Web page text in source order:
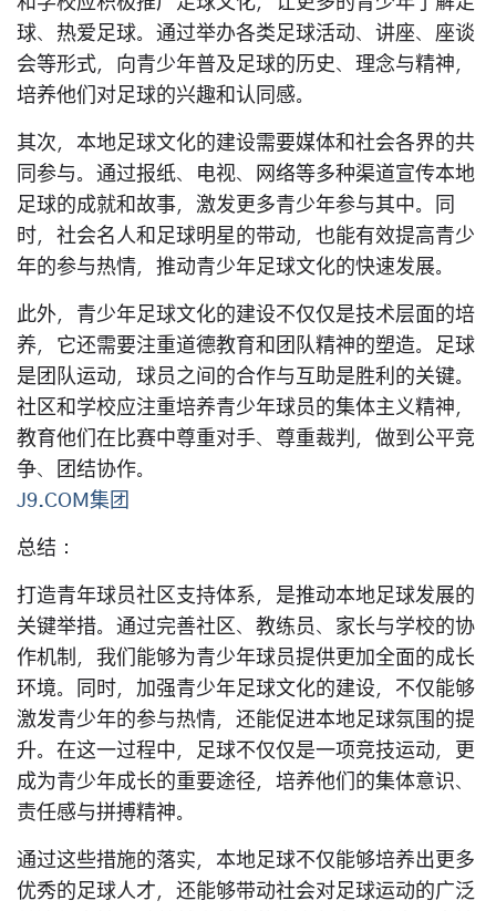
球、热爱足球。通过举办各类足球活动、讲座、座谈
会等形式，向青少年普及足球的历史、理念与精神，
培养他们对足球的兴趣和认同感。
其次，本地足球文化的建设需要媒体和社会各界的共
同参与。通过报纸、电视、网络等多种渠道宣传本地
足球的成就和故事，激发更多青少年参与其中。同
时，社会名人和足球明星的带动，也能有效提高青少
年的参与热情，推动青少年足球文化的快速发展。
此外，青少年足球文化的建设不仅仅是技术层面的培
养，它还需要注重道德教育和团队精神的塑造。足球
是团队运动，球员之间的合作与互助是胜利的关键。
社区和学校应注重培养青少年球员的集体主义精神，
教育他们在比赛中尊重对手、尊重裁判，做到公平竞
争、团结协作。
J9.COM集团
总结：
打造青年球员社区支持体系，是推动本地足球发展的
关键举措。通过完善社区、教练员、家长与学校的协
作机制，我们能够为青少年球员提供更加全面的成长
环境。同时，加强青少年足球文化的建设，不仅能够
激发青少年的参与热情，还能促进本地足球氛围的提
升。在这一过程中，足球不仅仅是一项竞技运动，更
成为青少年成长的重要途径，培养他们的集体意识、
责任感与拼搏精神。
通过这些措施的落实，本地足球不仅能够培养出更多
优秀的足球人才，还能够带动社会对足球运动的广泛